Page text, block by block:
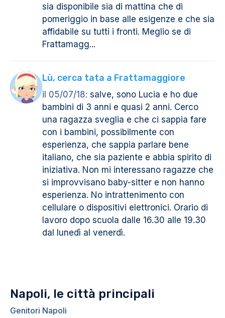
sia disponibile sia di mattina che di
pomeriggio in base alle esigenze e che sia
affidabile su tutti i fronti. Meglio se di
Frattamagg...
Lù, cerca tata a Frattamaggiore
il 05/07/18: salve, sono Lucia e ho due
bambini di 3 anni e quasi 2 anni. Cerco
una ragazza sveglia e che ci sappia fare
con i bambini, possibilmente con
esperienza, che sappia parlare bene
italiano, che sia paziente e abbia spirito di
iniziativa. Non mi interessano ragazze che
si improvvisano baby-sitter e non hanno
esperienza. No intrattenimento con
cellulare o dispositivi elettronici. Orario di
lavoro dopo scuola dalle 16.30 alle 19.30
dal lunedì al venerdì.
Napoli, le città principali
Genitori Napoli